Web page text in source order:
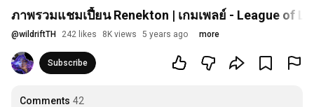
ภาพรวมแชมเปี้ยน Renekton | เกมเพลย์ - League of
@wildriftTH 242 likes 8K views 5 years ago more
Subscribe
Comments 42